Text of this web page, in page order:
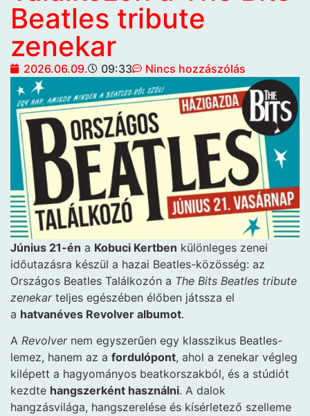
Beatles tribute
zenekar
2026.06.09. 09:33 Nincs hozzászólás
Június 21-én a Kobuci Kertben különleges zenei
időutazásra készül a hazai Beatles-közösség: az
Országos Beatles Találkozón a The Bits Beatles tribute
zenekarteljes egészében élőben játssza el
a hatvanéves Revolver albumot.
A Revolvernem egyszerűen egy klasszikus Beatles-
lemez, hanem az a fordulópont, ahol a zenekar végleg
kilépett a hagyományos beatkorszakból, és a stúdiót
kezdte hangszerként használni. A dalok
hangzásvilága, hangszerelése és kísérletező szelleme